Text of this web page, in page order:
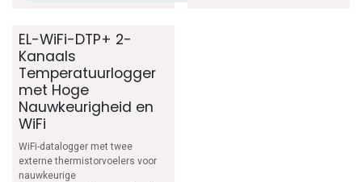
EL-WiFi-DTP+ 2-
Kanaals
Temperatuurlogger
met Hoge
Nauwkeurigheid en
WiFi
WiFi-datalogger met twee
externe thermistorvoelers voor
nauwkeurige